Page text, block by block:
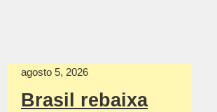
agosto 5, 2026
Brasil rebaixa